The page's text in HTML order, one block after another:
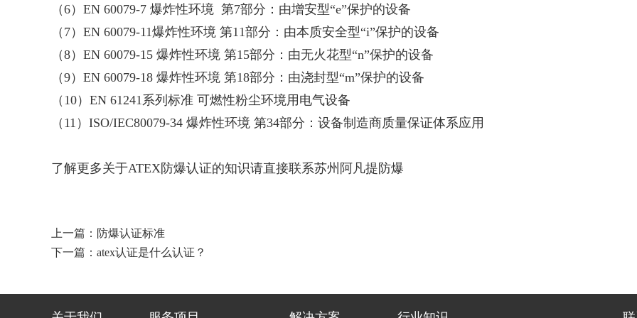
（6）EN 60079-7 爆炸性环境 第7部分：由增安型“e”保护的设备
（7）EN 60079-11爆炸性环境 第11部分：由本质安全型“i”保护的设备
（8）EN 60079-15 爆炸性环境 第15部分：由无火花型“n”保护的设备
（9）EN 60079-18 爆炸性环境 第18部分：由浇封型“m”保护的设备
（10）EN 61241系列标准 可燃性粉尘环境用电气设备
（11）ISO/IEC80079-34 爆炸性环境 第34部分：设备制造商质量保证体系应用
了解更多关于ATEX防爆认证的知识请直接联系苏州 阿凡提防爆
上一篇： 防爆认证标准
下一篇： atex认证是什么认证？